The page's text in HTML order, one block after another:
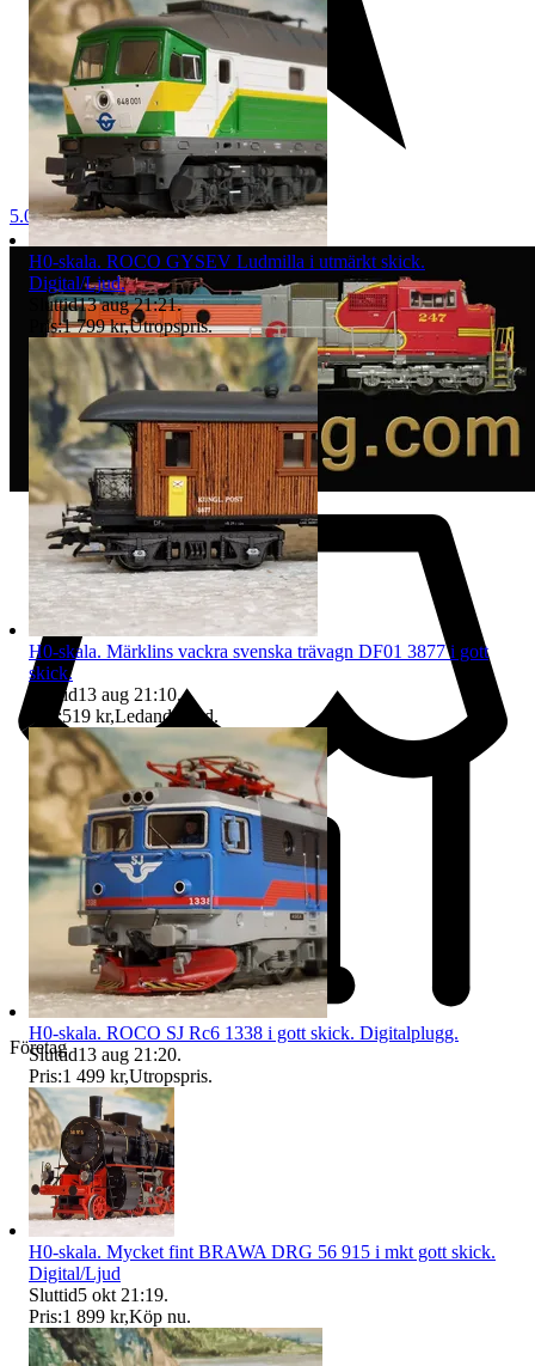
5.0
Företag
H0-skala. ROCO GYSEV Ludmilla i utmärkt skick.
Digital/Ljud.
Sluttid13 aug 21:21.
Pris:1 799 kr,Utropspris.
H0-skala. Märklins vackra svenska trävagn DF01 3877 i gott
skick.
Sluttid13 aug 21:10.
Pris:519 kr,Ledande bud.
H0-skala. ROCO SJ Rc6 1338 i gott skick. Digitalplugg.
Sluttid13 aug 21:20.
Pris:1 499 kr,Utropspris.
H0-skala. Mycket fint BRAWA DRG 56 915 i mkt gott skick.
Digital/Ljud
Sluttid5 okt 21:19.
Pris:1 899 kr,Köp nu.